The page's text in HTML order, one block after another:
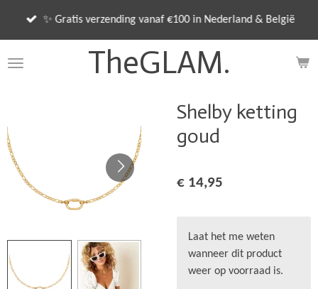
de
TheGLAM.
✨ Gratis verzending vanaf €100 in Nederland & België
Shelby ketting
goud
€ 14,95
Laat het me weten
wanneer dit product
weer op voorraad is.